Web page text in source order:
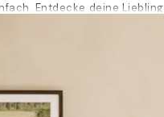
Entdecke deine